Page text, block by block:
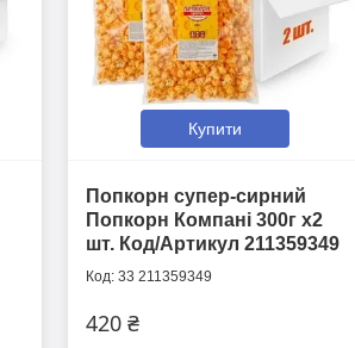
Купити
Попкорн супер-сирний
Попкорн Компані 300г х2
шт. Код/Артикул 211359349
33 211359349
420 ₴